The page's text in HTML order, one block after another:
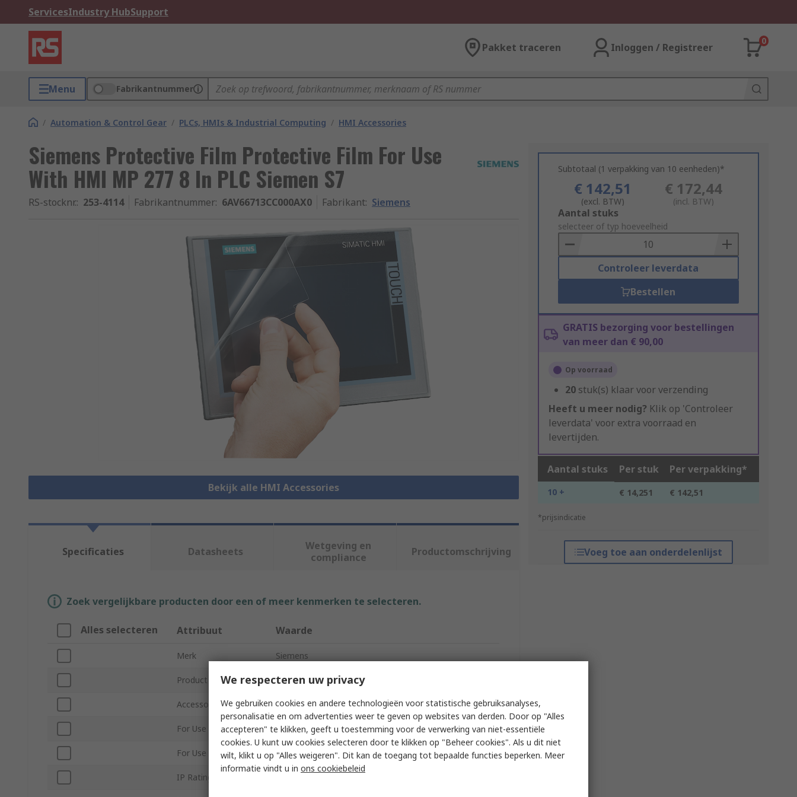
ServicesIndustry HubSupport
Pakket traceren Inloggen / Registreer
0
Menu Fabrikantnummer
/ Automation & Control Gear / PLCs, HMIs & Industrial Computing / HMI Accessories
Siemens Protective Film Protective Film For Use
With HMI MP 277 8 In PLC Siemen S7
RS-stocknr.: 253-4114 Fabrikantnummer: 6AV66713CC000AX0 Fabrikant: Siemens
Bekijk alle HMI Accessories
Subtotaal (1 verpakking van 10 eenheden)*
€ 142,51
(excl. BTW)
€ 172,44
(incl. BTW)
Add
to
Basket
Aantal stuks
selecteer of typ hoeveelheid
Controleer leverdata
Bestellen
GRATIS bezorging voor bestellingen
van meer dan € 90,00
Op voorraad
20 stuk(s) klaar voor verzending
Heeft u meer nodig? Klik op 'Controleer
leverdata' voor extra voorraad en
levertijden.
Aantal stuks Per stuk Per verpakking*
10 + € 14,251 € 142,51
*prijsindicatie
Voeg toe aan onderdelenlijst
Specificaties Datasheets
Wetgeving en
compliance
Productomschrijving
Zoek vergelijkbare producten door een of meer kenmerken te selecteren.
Alles selecteren Attribuut Waarde
Merk Siemens
Product Type Protective Film
Accessory Type Protective Film
For Use With HMI MP 277 8 In
For Use With PLC Siemen S7
IP Rating
We respecteren uw privacy
We gebruiken cookies en andere technologieën voor statistische gebruiksanalyses,
personalisatie en om advertenties weer te geven op websites van derden. Door op "Alles
accepteren" te klikken, geeft u toestemming voor de verwerking van niet-essentiële
cookies. U kunt uw cookies selecteren door te klikken op "Beheer cookies". Als u dit niet
wilt, klikt u op "Alles weigeren". Dit kan de toegang tot bepaalde functies beperken. Meer
informatie vindt u in ons cookiebeleid